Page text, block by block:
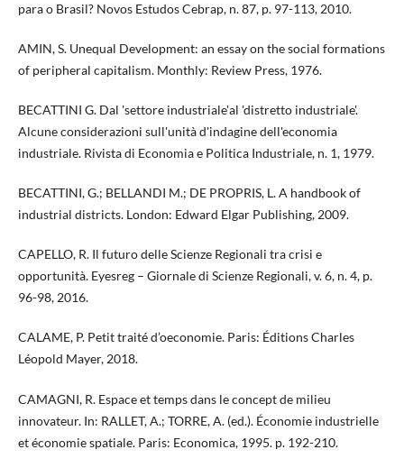
para o Brasil? Novos Estudos Cebrap, n. 87, p. 97-113, 2010.
AMIN, S. Unequal Development: an essay on the social formations
of peripheral capitalism. Monthly: Review Press, 1976.
BECATTINI G. Dal 'settore industriale'al 'distretto industriale'.
Alcune considerazioni sull'unità d'indagine dell'economia
industriale. Rivista di Economia e Politica Industriale, n. 1, 1979.
BECATTINI, G.; BELLANDI M.; DE PROPRIS, L. A handbook of
industrial districts. London: Edward Elgar Publishing, 2009.
CAPELLO, R. Il futuro delle Scienze Regionali tra crisi e
opportunità. Eyesreg – Giornale di Scienze Regionali, v. 6, n. 4, p.
96-98, 2016.
CALAME, P. Petit traité d’oeconomie. Paris: Éditions Charles
Léopold Mayer, 2018.
CAMAGNI, R. Espace et temps dans le concept de milieu
innovateur. In: RALLET, A.; TORRE, A. (ed.). Économie industrielle
et économie spatiale. Paris: Economica, 1995. p. 192-210.